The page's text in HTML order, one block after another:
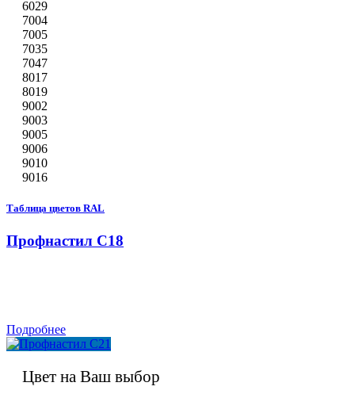
6029
7004
7005
7035
7047
8017
8019
9002
9003
9005
9006
9010
9016
Таблица цветов RAL
Профнастил С18
Подробнее
Цвет на Ваш выбор